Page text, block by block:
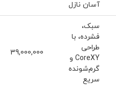
آسان نازل
سبک،
فشرده، با
طراحی
CoreXY و
گرم‌شونده
سریع
39,000,000